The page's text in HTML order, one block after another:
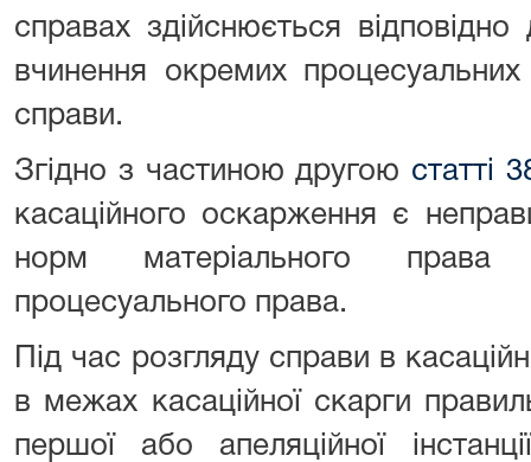
справах здійснюється
вчинення окремих
справи.
Згідно з частиною другою статті
касаційного оскарження є
норм матеріального
процесуального права.
Під час розгляду справи в
в межах касаційної скарги
першої або апеляційної